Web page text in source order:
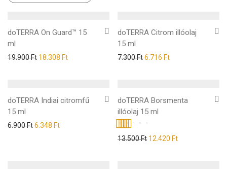
doTERRA On Guard™ 15
ml
19.900Ft 18.308 Ft
doTERRA Citrom illóolaj
15 ml
7.300Ft6.716 Ft
doTERRA Indiai citromfű
15 ml
6.900Ft6.348 Ft
doTERRA Borsmenta
illóolaj 15 ml
Értékelés:
13.500Ft 12.420 Ft